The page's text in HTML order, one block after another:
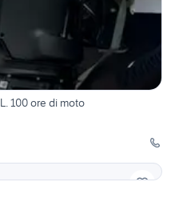
100 ore di moto